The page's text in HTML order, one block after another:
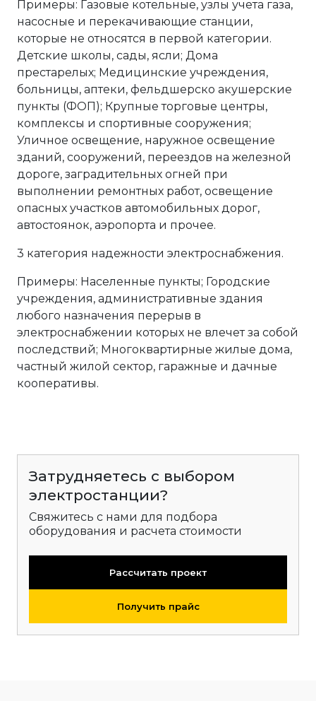
Примеры: Газовые котельные, узлы учета газа,
насосные и перекачивающие станции,
которые не относятся в первой категории.
Детские школы, сады, ясли; Дома
престарелых; Медицинские учреждения,
больницы, аптеки, фельдшерско акушерские
пункты (ФОП); Крупные торговые центры,
комплексы и спортивные сооружения;
Уличное освещение, наружное освещение
зданий, сооружений, переездов на железной
дороге, заградительных огней при
выполнении ремонтных работ, освещение
опасных участков автомобильных дорог,
автостоянок, аэропорта и прочее.
3 категория надежности электроснабжения.
Примеры: Населенные пункты; Городские
учреждения, административные здания
любого назначения перерыв в
электроснабжении которых не влечет за собой
последствий; Многоквартирные жилые дома,
частный жилой сектор, гаражные и дачные
кооперативы.
Затрудняетесь с выбором
электростанции?
Свяжитесь с нами для подбора
оборудования и расчета стоимости
Рассчитать проект
Получить прайс